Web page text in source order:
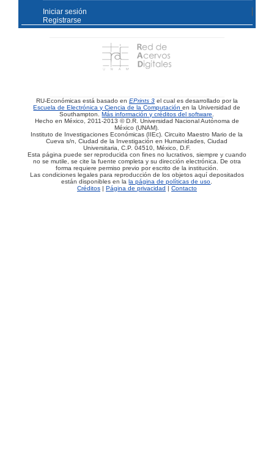
Iniciar sesión
Registrarse
RU-Económicas está basado en EPrints 3 el cual es desarrollado por la
Escuela de Electrónica y Ciencia de la Computaciónen la Universidad de
Southampton.Más información y créditos del software.
Hecho en México, 2011-2013 © D.R. Universidad Nacional Autónoma de
México (UNAM).
Instituto de Investigaciones Económicas (IIEc). Circuito Maestro Mario de la
Cueva s/n, Ciudad de la Investigación en Humanidades, Ciudad
Universitaria, C.P. 04510, México, D.F.
Esta página puede ser reproducida con fines no lucrativos, siempre y cuando
no se mutile, se cite la fuente completa y su dirección electrónica. De otra
forma requiere permiso previo por escrito de la institución.
Las condiciones legales para reproducción de los objetos aquí depositados
están disponibles en lala página de políticas de uso.
Créditos| Página de privacidad | Contacto